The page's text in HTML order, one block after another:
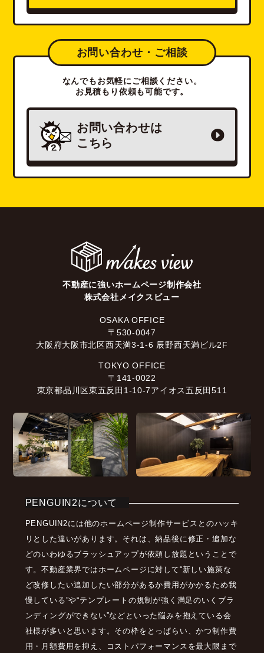
お問い合わせ・ご相談
なんでもお気軽にご相談ください。
お見積もり依頼も可能です。
お問い合わせは
こちら
不動産に強いホームページ制作会社
株式会社メイクスビュー
OSAKA OFFICE
〒530-0047
大阪府大阪市北区西天満3-1-6 辰野西天満ビル2F
TOKYO OFFICE
〒141-0022
東京都品川区東五反田1-10-7アイオス五反田511
PENGUIN2について
PENGUIN2には他のホームページ制作サービスとのハッキ
リとした違いがあります。それは、納品後に修正・追加な
どのいわゆるブラッシュアップが依頼し放題ということで
す。不動産業界ではホームページに対して“新しい施策な
ど改修したい追加したい部分があるか費用がかかるため我
慢している”や“テンプレートの規制が強く満足のいくブラ
ンディングができない”などといった悩みを抱えている会
社様が多いと思います。その枠をとっぱらい、かつ制作費
用・月額費用を抑え、コストパフォーマンスを最大限まで